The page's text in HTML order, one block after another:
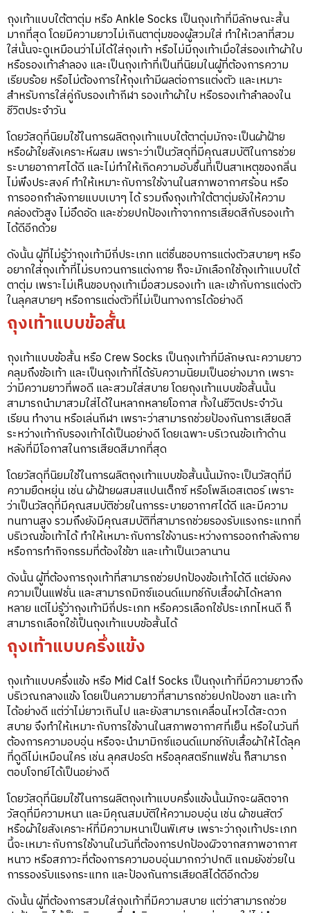
ถุงเท้าแบบใต้ตาตุ่ม หรือ Ankle Socks เป็นถุงเท้าที่มีลักษณะสั้น
มากที่สุด โดยมีความยาวไม่เกินตาตุ่มของผู้สวมใส่ ทำให้เวลาที่สวม
ใส่นั้นจะดูเหมือนว่าไม่ได้ใส่ถุงเท้า หรือไม่มีถุงเท้าเมื่อใส่รองเท้าผ้าใบ
หรือรองเท้าลำลอง และเป็นถุงเท้าที่เป็นที่นิยมในผู้ที่ต้องการความ
เรียบร้อย หรือไม่ต้องการให้ถุงเท้ามีผลต่อการแต่งตัว และเหมาะ
สำหรับการใส่คู่กับรองเท้ากีฬา รองเท้าผ้าใบ หรือรองเท้าลำลองใน
ชีวิตประจำวัน
โดยวัสดุที่นิยมใช้ในการผลิตถุงเท้าแบบใต้ตาตุ่มมักจะเป็นผ้าฝ้าย
หรือผ้าใยสังเคราะห์ผสม เพราะว่าเป็นวัสดุที่มีคุณสมบัติในการช่วย
ระบายอากาศได้ดี และไม่ทำให้เกิดความอับชื้นที่เป็นสาเหตุของกลิ่น
ไม่พึงประสงค์ ทำให้เหมาะกับการใช้งานในสภาพอากาศร้อน หรือ
การออกกำลังกายแบบเบาๆ ได้ รวมถึงถุงเท้าใต้ตาตุ่มยังให้ความ
คล่องตัวสูง ไม่อึดอัด และช่วยปกป้องเท้าจากการเสียดสีกับรองเท้า
ได้ดีอีกด้วย
ดังนั้น ผู้ที่ไม่รู้ว่าถุงเท้ามีกี่ประเภท แต่ชื่นชอบการแต่งตัวสบายๆ หรือ
อยากใส่ถุงเท้าที่ไม่รบกวนการแต่งกาย ก็จะมักเลือกใช้ถุงเท้าแบบใต้
ตาตุ่ม เพราะไม่เห็นขอบถุงเท้าเมื่อสวมรองเท้า และเข้ากับการแต่งตัว
ในลุคสบายๆ หรือการแต่งตัวที่ไม่เป็นทางการได้อย่างดี
ถุงเท้าแบบข้อสั้น
ถุงเท้าแบบข้อสั้น หรือ Crew Socks เป็นถุงเท้าที่มีลักษณะความยาว
คลุมถึงข้อเท้า และเป็นถุงเท้าที่ได้รับความนิยมเป็นอย่างมาก เพราะ
ว่ามีความยาวที่พอดี และสวมใส่สบาย โดยถุงเท้าแบบข้อสั้นนั้น
สามารถนำมาสวมใส่ได้ในหลากหลายโอกาส ทั้งในชีวิตประจำวัน
เรียน ทำงาน หรือเล่นกีฬา เพราะว่าสามารถช่วยป้องกันการเสียดสี
ระหว่างเท้ากับรองเท้าได้เป็นอย่างดี โดยเฉพาะบริเวณข้อเท้าด้าน
หลังที่มีโอกาสในการเสียดสีมากที่สุด
โดยวัสดุที่นิยมใช้ในการผลิตถุงเท้าแบบข้อสั้นนั้นมักจะเป็นวัสดุที่มี
ความยืดหยุ่น เช่น ผ้าฝ้ายผสมสแปนเด็กซ์ หรือโพลีเอสเตอร์ เพราะ
ว่าเป็นวัสดุที่มีคุณสมบัติช่วยในการระบายอากาศได้ดี และมีความ
ทนทานสูง รวมถึงยังมีคุณสมบัติที่สามารถช่วยรองรับแรงกระแทกที่
บริเวณข้อเท้าได้ ทำให้เหมาะกับการใช้งานระหว่างการออกกำลังกาย
หรือการทำกิจกรรมที่ต้องใช้ขา และเท้าเป็นเวลานาน
ดังนั้น ผู้ที่ต้องการถุงเท้าที่สามารถช่วยปกป้องข้อเท้าได้ดี แต่ยังคง
ความเป็นแฟชั่น และสามารถมิกซ์แอนด์แมทช์กับเสื้อผ้าได้หลาก
หลาย แต่ไม่รู้ว่าถุงเท้ามีกี่ประเภท หรือควรเลือกใช้ประเภทไหนดี ก็
สามารถเลือกใช้เป็นถุงเท้าแบบข้อสั้นได้
ถุงเท้าแบบครึ่งแข้ง
ถุงเท้าแบบครึ่งแข้ง หรือ Mid Calf Socks เป็นถุงเท้าที่มีความยาวถึง
บริเวณกลางแข้ง โดยเป็นความยาวที่สามารถช่วยปกป้องขา และเท้า
ได้อย่างดี แต่ว่าไม่ยาวเกินไป และยังสามารถเคลื่อนไหวได้สะดวก
สบาย จึงทำให้เหมาะกับการใช้งานในสภาพอากาศที่เย็น หรือในวันที่
ต้องการความอบอุ่น หรือจะนำมามิกซ์แอนด์แมทช์กับเสื้อผ้าให้ได้ลุค
ที่ดูดีไม่เหมือนใคร เช่น ลุคสปอร์ต หรือลุคสตรีทแฟชั่น ก็สามารถ
ตอบโจทย์ได้เป็นอย่างดี
โดยวัสดุที่นิยมใช้ในการผลิตถุงเท้าแบบครึ่งแข้งนั้นมักจะผลิตจาก
วัสดุที่มีความหนา และมีคุณสมบัติให้ความอบอุ่น เช่น ผ้าขนสัตว์
หรือผ้าใยสังเคราะห์ที่มีความหนาเป็นพิเศษ เพราะว่าถุงเท้าประเภท
นี้จะเหมาะกับการใช้งานในวันที่ต้องการปกป้องผิวจากสภาพอากาศ
หนาว หรือสภาวะที่ต้องการความอบอุ่นมากกว่าปกติ แถมยังช่วยใน
การรองรับแรงกระแทก และป้องกันการเสียดสีได้ดีอีกด้วย
ดังนั้น ผู้ที่ต้องการสวมใส่ถุงเท้าที่มีความสบาย แต่ว่าสามารถช่วย